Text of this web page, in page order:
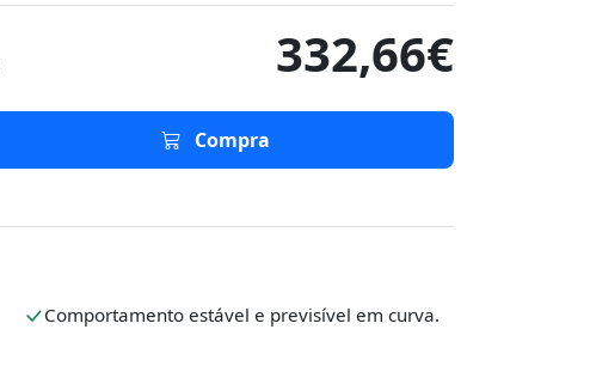
332,66€
Compra
Comportamento estável e previsível em curva.